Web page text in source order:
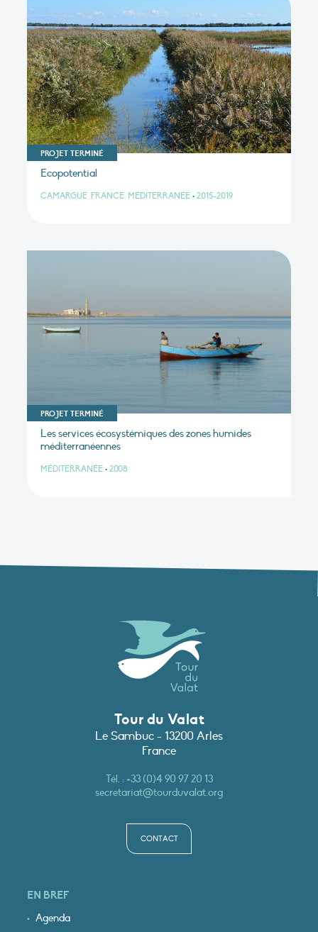
PROJET TERMINÉ
Ecopotential
CAMARGUE, FRANCE, MÉDITERRANÉE • 2015-2019
PROJET TERMINÉ
Les services écosystémiques des zones humides
méditerranéennes
MÉDITERRANÉE • 2008
Tour du Valat
Le Sambuc - 13200 Arles
France
Tél. :+33 (0)4 90 97 20 13
secretariat@tourduvalat.org
CONTACT
EN BREF
Agenda